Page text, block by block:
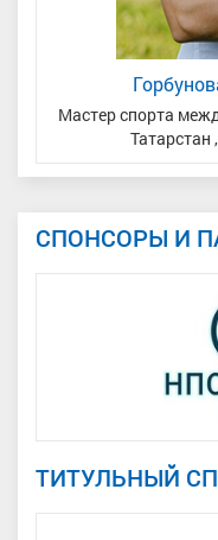
Мастер спорта
Татарстан
СПОНСОРЫ И
ТИТУЛЬНЫЙ